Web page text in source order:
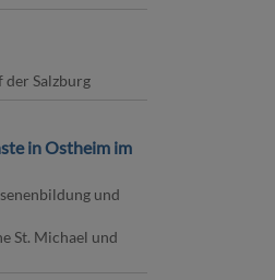
der Salzburg
in Ostheim im
und
St. Michael und